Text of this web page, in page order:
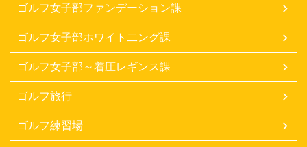
ゴルフ女子部ファンデーション課
ゴルフ女子部ホワイト二ング課
ゴルフ女子部～着圧レギンス課
ゴルフ旅行
ゴルフ練習場